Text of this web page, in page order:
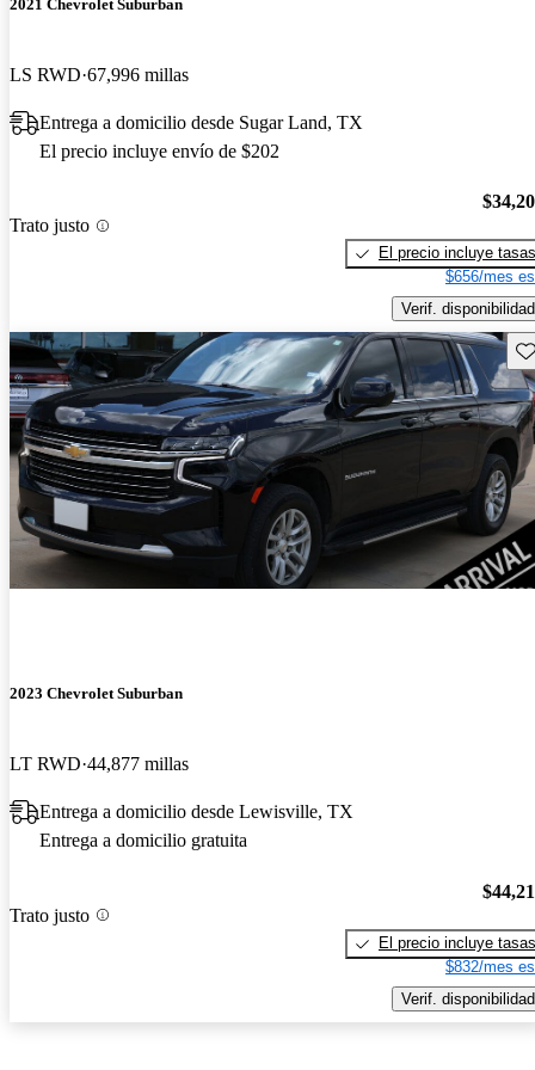
2021 Chevrolet Suburban
LS RWD 67,996 millas
Entrega a domicilio desde Sugar Land, TX
El precio incluye envío de $202
Trato justo
El precio incluye tasas
$656/mes
Verif. disponibilidad
2023 Chevrolet Suburban
LT RWD 44,877 millas
Entrega a domicilio desde Lewisville, TX
Entrega a domicilio gratuita
Trato justo
El precio incluye tasas
$832/mes
Verif. disponibilidad